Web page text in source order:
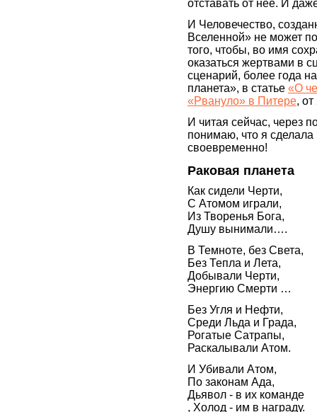
отставать от неё. И
И Человечество,
Вселенной» не может
того, чтобы, во имя
оказаться жертвами в
сценарий, более года
планета», в статье «О
«Рвануло» в Питере, от
И читая сейчас, через
понимаю, что я
своевременно!
Раковая планета
Как сидели Черти,
С Атомом играли,
Из Творенья Бога,
Душу вынимали….
В Темноте, без Света,
Без Тепла и Лета,
Добывали Черти,
Энергию Смерти …
Без Угля и Нефти,
Среди Льда и Града,
Рогатые Сатрапы,
Раскалывали Атом.
И Убивали Атом,
По законам Ада,
Дьявол - в их команде
, Холод - им в награду.